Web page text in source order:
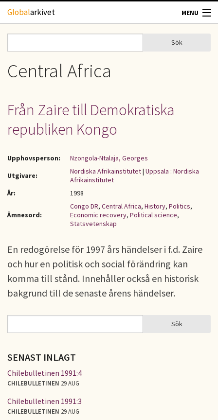
Hoppa till huvudinnehåll
Globalarkivet MENU
TIDSKRIFTER
UPPHOVSRÄTT
Sökformulär
Sök
Central Africa
Från Zaire till Demokratiska
republiken Kongo
Upphovsperson:
Nzongola-Ntalaja, Georges
Utgivare:
Nordiska Afrikainstitutet| Uppsala : Nordiska
Afrikainstitutet
År:
1998
Ämnesord:
Congo DR, Central Africa, History, Politics,
Economic recovery, Political science,
Statsvetenskap
En redogörelse för 1997 års händelser i f.d. Zaire
och hur en politisk och social förändring kan
komma till stånd. Innehåller också en historisk
bakgrund till de senaste årens händelser.
SÖKFORMULÄR Sök
SENAST INLAGT
Chilebulletinen 1991:4
CHILEBULLETINEN 29 AUG
Chilebulletinen 1991:3
CHILEBULLETINEN 29 AUG